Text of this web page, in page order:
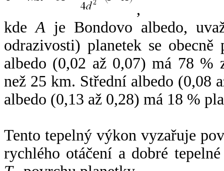
,
kdeA je Bondovo albedo,
odrazivosti) planetek se
albedo (0,02 až 0,07) má 78 %
než 25 km. Střední albedo (0,08
albedo (0,13 až 0,28) má 18 %
Tento tepelný výkon vyzařuje
rychlého otáčení a dobré